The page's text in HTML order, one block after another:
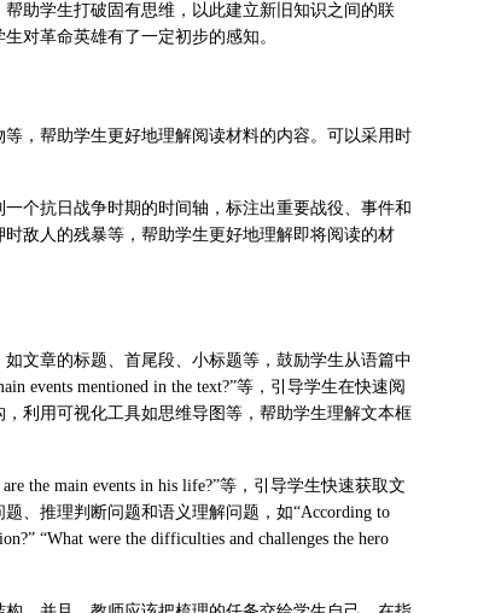
帮助学生打破固有思维，以此建立新旧知识之间的联
对革命英雄有了一定初步的感知。
，帮助学生更好地理解阅读材料的内容。可以采用时
个抗日战争时期的时间轴，标注出重要战役、事件和
敌人的残暴等，帮助学生更好地理解即将阅读的材
文章的标题、首尾段、小标题等，鼓励学生从语篇中
events mentioned in the text?”等，引导学生在快速阅
利用可视化工具如思维导图等，帮助学生理解文本框
the main events in his life?”等，引导学生快速获取文
、推理判断问题和语义理解问题，如“According to
“What were the difficulties and challenges the hero